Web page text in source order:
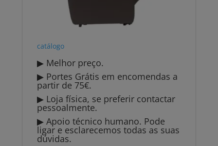
catálogo
▶ Melhor preço.
▶ Portes Grátis em encomendas a
partir de 75€.
▶ Loja física, se preferir contactar
pessoalmente.
▶ Apoio técnico humano. Pode
ligar e esclarecemos todas as suas
dúvidas.